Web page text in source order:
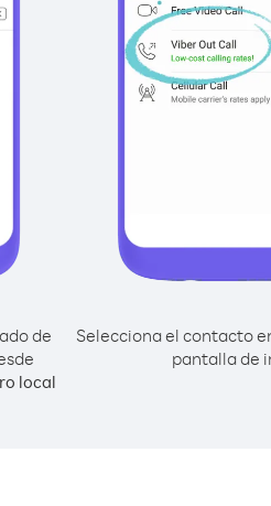
de
local
Selecciona el contacto
pantalla de